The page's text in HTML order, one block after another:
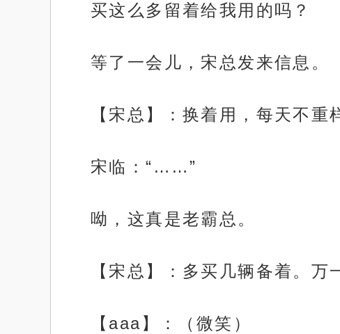
买这么多留着给我用的吗？
等了一会儿，宋总发来信息。
【宋总】：换着用，每天不重
宋临：“……”
呦，这真是老霸总。
【宋总】：多买几辆备着。万
【aaa】：（微笑）